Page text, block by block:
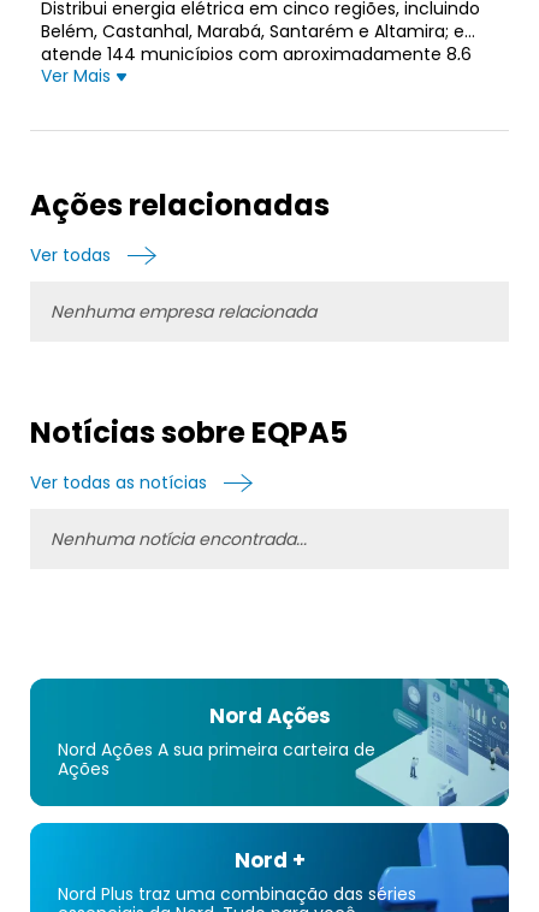
Distribui energia elétrica em cinco regiões, incluindo
Belém, Castanhal, Marabá, Santarém e Altamira; e
atende 144 municípios com aproximadamente 8,6
milhões de clientes. A empresa foi fundada em 1902 e
Ver Mais
Ações relacionadas
Ver todas
Nenhuma empresa relacionada
Notícias sobre EQPA5
Ver todas as notícias
Nenhuma notícia encontrada...
Nord Ações
Nord Ações A sua primeira carteira de
Ações
Nord +
Nord Plus traz uma combinação das séries